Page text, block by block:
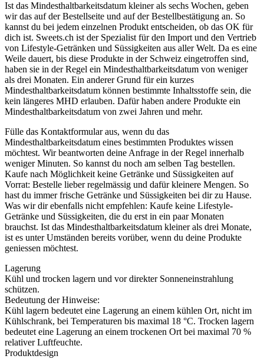
Ist das Mindesthaltbarkeitsdatum kleiner als sechs Wochen, geben
wir das auf der Bestellseite und auf der Bestellbestätigung an. So
kannst du bei jedem einzelnen Produkt entscheiden, ob das OK für
dich ist. Sweets.ch ist der Spezialist für den Import und den Vertrieb
von Lifestyle-Getränken und Süssigkeiten aus aller Welt. Da es eine
Weile dauert, bis diese Produkte in der Schweiz eingetroffen sind,
haben sie in der Regel ein Mindesthaltbarkeitsdatum von weniger
als drei Monaten. Ein anderer Grund für ein kurzes
Mindesthaltbarkeitsdatum können bestimmte Inhaltsstoffe sein, die
kein längeres MHD erlauben. Dafür haben andere Produkte ein
Mindesthaltbarkeitsdatum von zwei Jahren und mehr.
Fülle das Kontaktformular aus, wenn du das
Mindesthaltbarkeitsdatum eines bestimmten Produktes wissen
möchtest. Wir beantworten deine Anfrage in der Regel innerhalb
weniger Minuten. So kannst du noch am selben Tag bestellen.
Kaufe nach Möglichkeit keine Getränke und Süssigkeiten auf
Vorrat: Bestelle lieber regelmässig und dafür kleinere Mengen. So
hast du immer frische Getränke und Süssigkeiten bei dir zu Hause.
Was wir dir ebenfalls nicht empfehlen: Kaufe keine Lifestyle-
Getränke und Süssigkeiten, die du erst in ein paar Monaten
brauchst. Ist das Mindesthaltbarkeitsdatum kleiner als drei Monate,
ist es unter Umständen bereits vorüber, wenn du deine Produkte
geniessen möchtest.
Lagerung
Kühl und trocken lagern und vor direkter Sonneneinstrahlung
schützen.
Bedeutung der Hinweise:
Kühl lagern bedeutet eine Lagerung an einem kühlen Ort, nicht im
Kühlschrank, bei Temperaturen bis maximal 18 °C. Trocken lagern
bedeutet eine Lagerung an einem trockenen Ort bei maximal 70 %
relativer Luftfeuchte.
Produktdesign